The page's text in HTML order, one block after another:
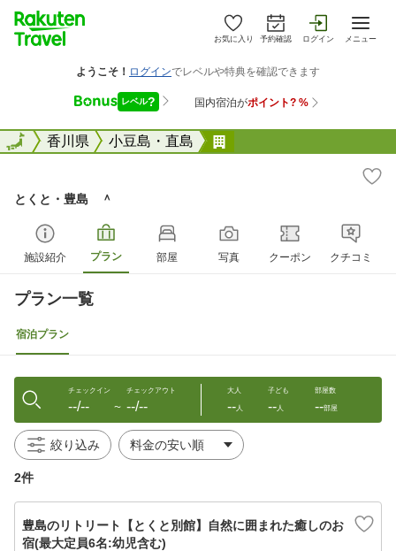
お気に入り 予約確認 ログイン メニュー
全国香川県 小豆島・直島
全国
とくと・豊島 ＾
施設紹介 プラン 部屋 写真 クーポン クチコミ
プラン一覧
宿泊プラン
チェックイン
--/-- 〜
チェックアウト
--/--
大人
--人
子ども
--人
部屋数
--部屋
絞り込み
2件
豊島のリトリート【とくと別館】自然に囲まれた癒しのお
宿(最大定員6名:幼児含む)